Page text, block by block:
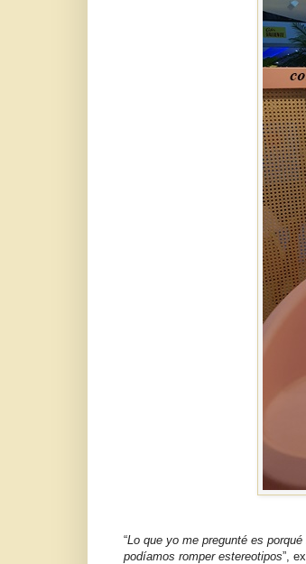
“Lo que yo me pregunté es
podíamos romper estereotipos”,